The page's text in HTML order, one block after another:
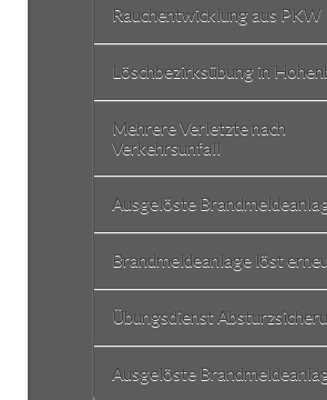
Rauchentwicklung aus PKW
Löschbezirksübung in
Mehrere Verletzte nach
Verkehrsunfall
Ausgelöste
Brandmeldeanlage löst
Übungsdienst
Ausgelöste